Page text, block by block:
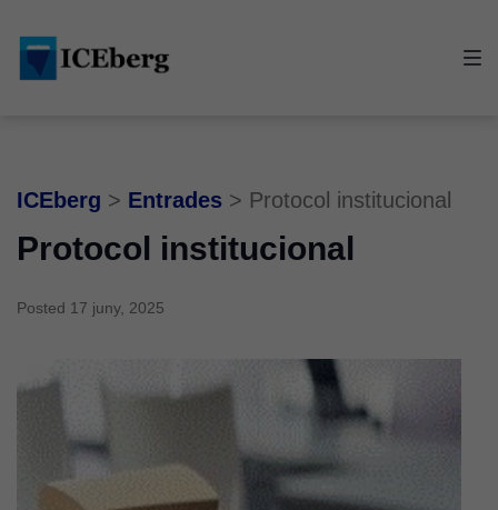
main
content
footer
ICEberg > Entrades > Protocol institucional
Protocol institucional
Posted 17 juny, 2025